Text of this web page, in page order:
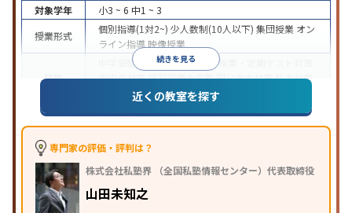
続きを見る
対象学年 小3 ~ 6 中1 ~ 3
授業形式
個別指導(1対2~) 少人数制(10人以下) 集団授業 オン
ライン指導映像授業
目的
中学受験 高校受験大学受験
授業・定期テスト対策
内申点対策学習習慣の定着国公立大対策私大対策
共通テスト対策英語・英会話特化対策
特徴
中高一貫校生に対応特待生・奨学金制度あり授業
の振替可能学習にPC・タブレットを利用オンライ
ン対応季節講習のみの受講可
※2023年10月調査。
近くの教室を探す
専門家の評価・評判は？
株式会社私塾界 （全国私塾情報センター）代表取締役
山田未知之